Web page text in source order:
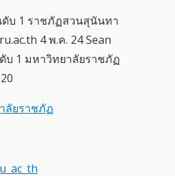
บ 1 ราชภัฏสวนสุนันทา
4 พ.ค. 24 Sean
1 มหาวิทยาลัยราชภัฏ
ลัยราชภัฏ